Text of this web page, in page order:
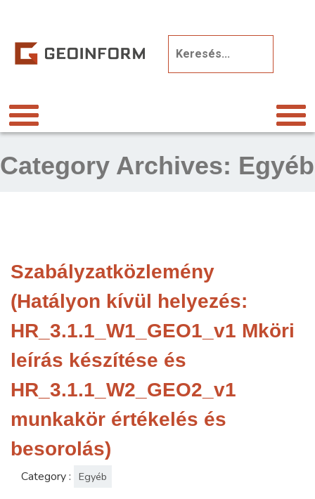
Category Archives: Egyéb
Szabályzatközlemény
(Hatályon kívül helyezés:
HR_3.1.1_W1_GEO1_v1 Mköri
leírás készítése és
HR_3.1.1_W2_GEO2_v1
munkakör értékelés és
besorolás)
Category : Egyéb